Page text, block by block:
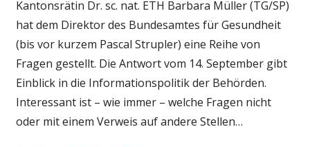
Kantonsrätin Dr. sc. nat. ETH Barbara Müller (TG/SP)
hat dem Direktor des Bundesamtes für Gesundheit
(bis vor kurzem Pascal Strupler) eine Reihe von
Fragen gestellt. Die Antwort vom 14. September gibt
Einblick in die Informationspolitik der Behörden.
Interessant ist – wie immer – welche Fragen nicht
oder mit einem Verweis auf andere Stellen…